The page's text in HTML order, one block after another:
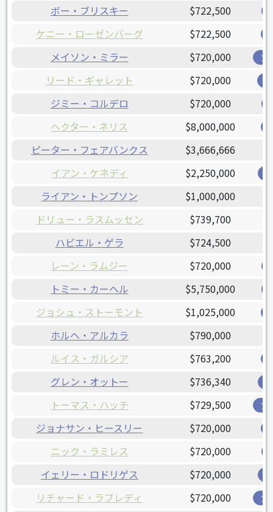
ボー・ブリスキー $722,500
ケニー・ローゼンバーグ $722,500
メイソン・ミラー $720,000 ア
リード・ギャレット $720,000
ジミー・コルデロ $720,000
ヘクター・ネリス $8,000,000
ピーター・フェアバンクス
$3,666,666
イアン・ケネディ
$2,250,000
ライアン・トンプソン
$1,000,000
ドリュー・ラスムッセン
$739,700
ハビエル・ゲラ
$724,500
レーン・ラムジー
$720,000
トミー・カーヘル $5,750,000
ジョシュ・ストーモント $1,025,000
ホルヘ・アルカラ $790,000
ルイス・ガルシア $763,200
グレン・オットー $736,340
トーマス・ハッチ $729,500 ブ
ジョナサン・ヒースリー $720,000
ニック・ラミレス $720,000
イェリー・ロドリゲス $720,000
リチャード・ラブレディ $720,000 ア